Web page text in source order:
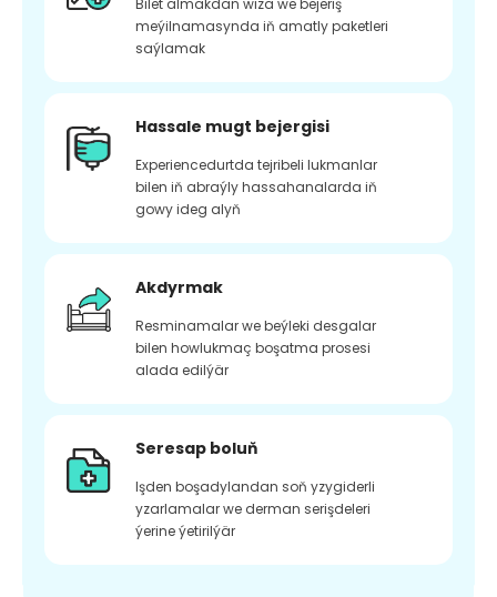
Bilet almakdan wiza we bejeriş
meýilnamasynda iň amatly paketleri
saýlamak
Hassale mugt bejergisi
Experiencedurtda tejribeli lukmanlar
bilen iň abraýly hassahanalarda iň
gowy ideg alyň
Akdyrmak
Resminamalar we beýleki desgalar
bilen howlukmaç boşatma prosesi
alada edilýär
Seresap boluň
Işden boşadylandan soň yzygiderli
yzarlamalar we derman serişdeleri
ýerine ýetirilýär